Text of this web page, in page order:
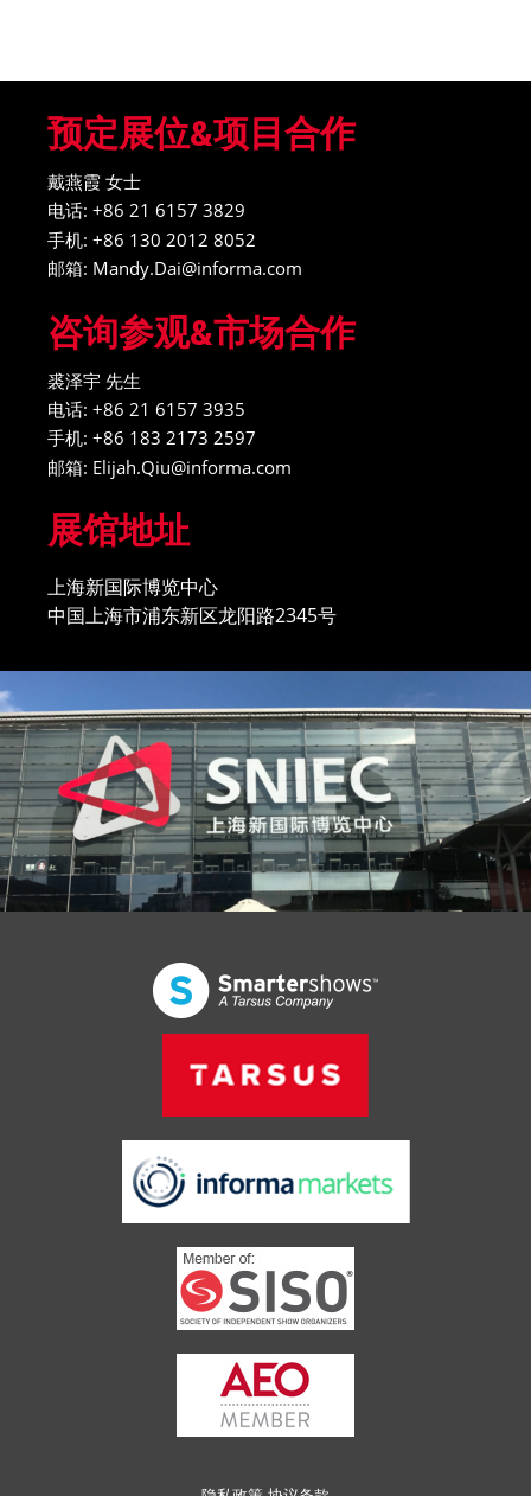
预定展位&项目合作
戴燕霞 女士
电话: +86 21 6157 3829
手机: +86 130 2012 8052
邮箱: Mandy.Dai@informa.com
咨询参观&市场合作
裘泽宇 先生
电话: +86 21 6157 3935
手机: +86 183 2173 2597
邮箱: Elijah.Qiu@informa.com
展馆地址
上海新国际博览中心
中国上海市浦东新区龙阳路2345号